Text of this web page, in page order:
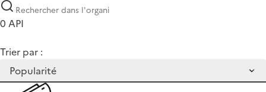
0 API
Trier par :